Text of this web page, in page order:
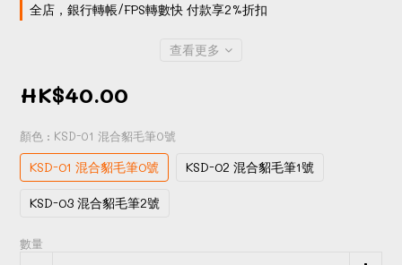
全店，銀行轉帳/FPS轉數快 付款享2%折扣
查看更多
HK$40.00
顏色 : KSD-01 混合貂毛筆0號
KSD-01 混合貂毛筆0號 KSD-02 混合貂毛筆1號
KSD-03 混合貂毛筆2號
數量